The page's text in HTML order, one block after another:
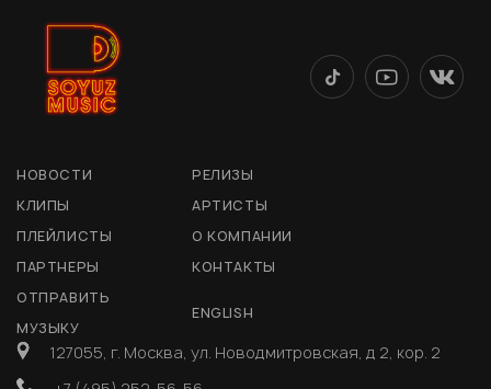
НОВОСТИ
РЕЛИЗЫ
КЛИПЫ
АРТИСТЫ
ПЛЕЙЛИСТЫ
О КОМПАНИИ
ПАРТНЕРЫ
КОНТАКТЫ
ОТПРАВИТЬ
МУЗЫКУ
ENGLISH
127055, г. Москва, ул. Новодмитровская, д 2, кор. 2